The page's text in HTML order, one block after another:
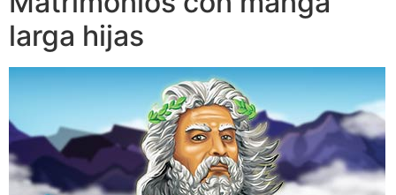
larga hijas